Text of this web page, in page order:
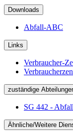
Downloads
Abfall-ABC
Links
Verbraucher-
zuständige
SG 442 -
Ähnliche/Weitere